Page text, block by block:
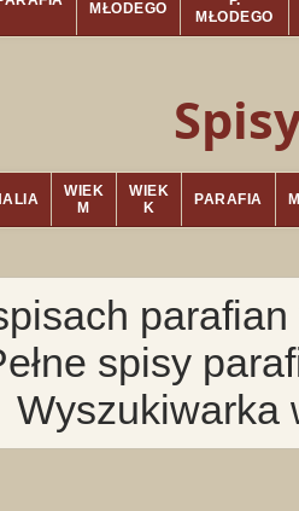
MŁODEGO
MŁODEGO
WIEK
M
WIEK
K
PARAFIA
spisy
Wyszukiwarka